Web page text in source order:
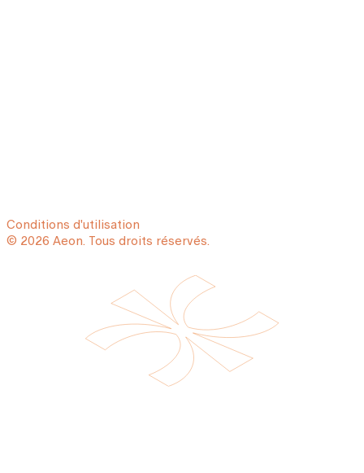
Conditions d'utilisation
© 2026 Aeon. Tous droits réservés.